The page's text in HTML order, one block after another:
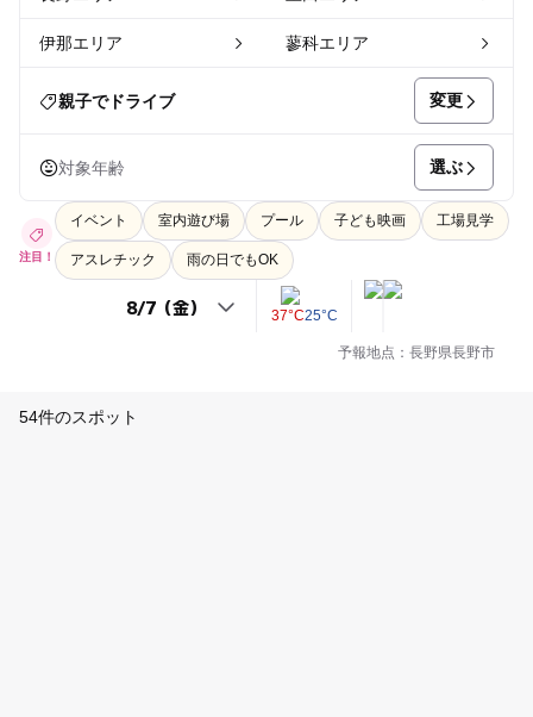
伊那エリア 蓼科エリア
親子でドライブ 変更
対象年齢 選ぶ
注目！
イベント 室内遊び場 プール 子ども映画 工場見学
アスレチック 雨の日でもOK
37°C25°C
予報地点：長野県長野市
54件のスポット